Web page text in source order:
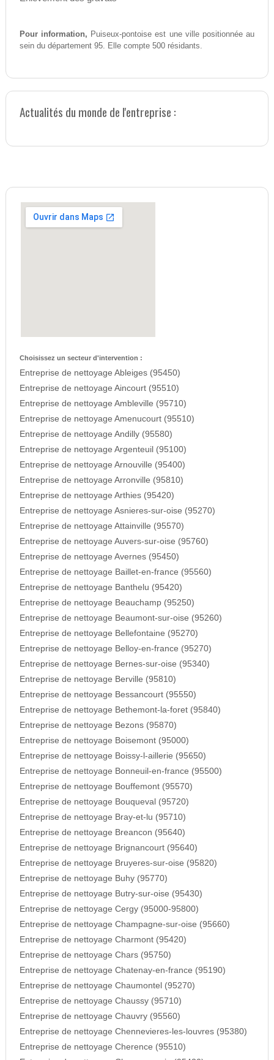
Pour information, Puiseux-pontoise est une ville positionnée au
sein du département 95. Elle compte 500 résidants.
Actualités du monde de l'entreprise :
Choisissez un secteur d'intervention :
Entreprise de nettoyage Ableiges (95450)
Entreprise de nettoyage Aincourt (95510)
Entreprise de nettoyage Ambleville (95710)
Entreprise de nettoyage Amenucourt (95510)
Entreprise de nettoyage Andilly (95580)
Entreprise de nettoyage Argenteuil (95100)
Entreprise de nettoyage Arnouville (95400)
Entreprise de nettoyage Arronville (95810)
Entreprise de nettoyage Arthies (95420)
Entreprise de nettoyage Asnieres-sur-oise (95270)
Entreprise de nettoyage Attainville (95570)
Entreprise de nettoyage Auvers-sur-oise (95760)
Entreprise de nettoyage Avernes (95450)
Entreprise de nettoyage Baillet-en-france (95560)
Entreprise de nettoyage Banthelu (95420)
Entreprise de nettoyage Beauchamp (95250)
Entreprise de nettoyage Beaumont-sur-oise (95260)
Entreprise de nettoyage Bellefontaine (95270)
Entreprise de nettoyage Belloy-en-france (95270)
Entreprise de nettoyage Bernes-sur-oise (95340)
Entreprise de nettoyage Berville (95810)
Entreprise de nettoyage Bessancourt (95550)
Entreprise de nettoyage Bethemont-la-foret (95840)
Entreprise de nettoyage Bezons (95870)
Entreprise de nettoyage Boisemont (95000)
Entreprise de nettoyage Boissy-l-aillerie (95650)
Entreprise de nettoyage Bonneuil-en-france (95500)
Entreprise de nettoyage Bouffemont (95570)
Entreprise de nettoyage Bouqueval (95720)
Entreprise de nettoyage Bray-et-lu (95710)
Entreprise de nettoyage Breancon (95640)
Entreprise de nettoyage Brignancourt (95640)
Entreprise de nettoyage Bruyeres-sur-oise (95820)
Entreprise de nettoyage Buhy (95770)
Entreprise de nettoyage Butry-sur-oise (95430)
Entreprise de nettoyage Cergy (95000-95800)
Entreprise de nettoyage Champagne-sur-oise (95660)
Entreprise de nettoyage Charmont (95420)
Entreprise de nettoyage Chars (95750)
Entreprise de nettoyage Chatenay-en-france (95190)
Entreprise de nettoyage Chaumontel (95270)
Entreprise de nettoyage Chaussy (95710)
Entreprise de nettoyage Chauvry (95560)
Entreprise de nettoyage Chennevieres-les-louvres (95380)
Entreprise de nettoyage Cherence (95510)